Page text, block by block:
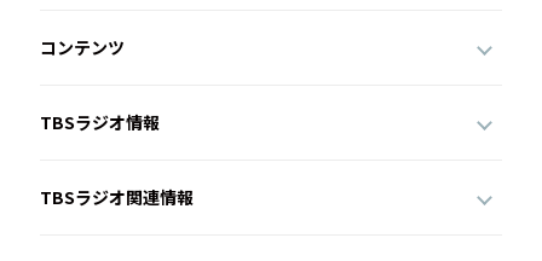
コンテンツ
TBSラジオ情報
TBSラジオ関連情報